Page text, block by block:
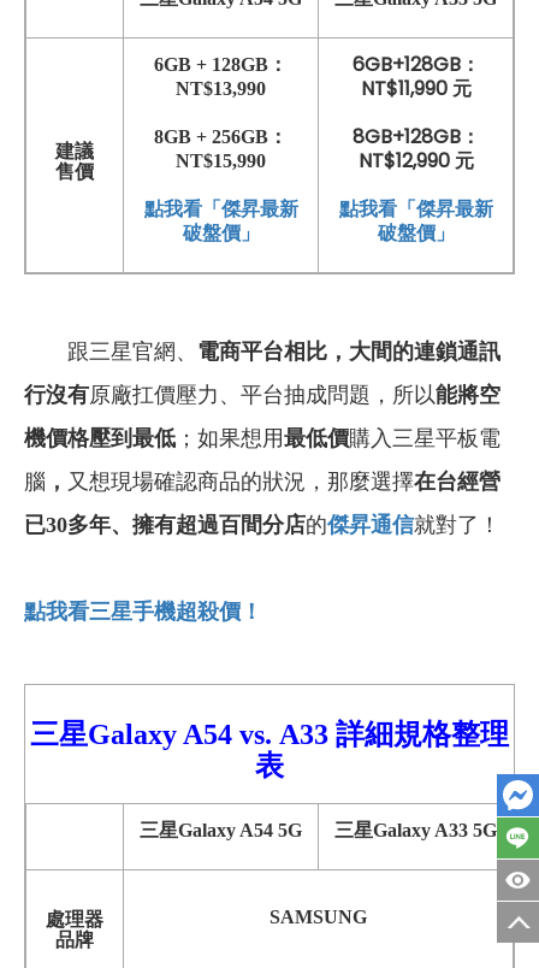
建議
售價
6GB + 128GB：
NT$13,990
8GB + 256GB：
NT$15,990
點我看「傑昇最新
破盤價」
6GB+128GB：
NT$11,990 元
8GB+128GB：
NT$12,990 元
點我看「傑昇最新
破盤價」
跟三星官網、 電商平台相比，大間的連鎖通訊
行沒有原廠扛價壓力、平台抽成問題，所以能將空
機價格壓到最低 ；如果想用最低價購入三星平板電
腦 ， 又想現場確認商品的狀況，那麼選擇在台經營
已30多年、 擁有超過百間分店的傑昇通信就對了！
點我看三星手機超殺價！
三星Galaxy A54 vs. A33 詳細規格整理
表
三星Galaxy A54 5G 三星Galaxy A33 5G
處理器
品牌
SAMSUNG